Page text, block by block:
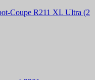
Coupe R211 XL Ultra (2